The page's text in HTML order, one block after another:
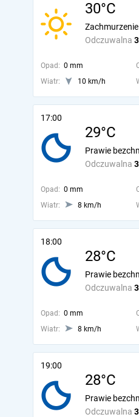
30°C
Odczuwalna
Opad: 0 mm
Wiatr:
10 km/h
17:00
29°C
Odczuwalna
Prawie
Opad: 0 mm
Wiatr:
8 km/h
18:00
28°C
Odczuwalna
Prawie
Opad: 0 mm
Wiatr:
8 km/h
19:00
28°C
Odczuwalna
Prawie